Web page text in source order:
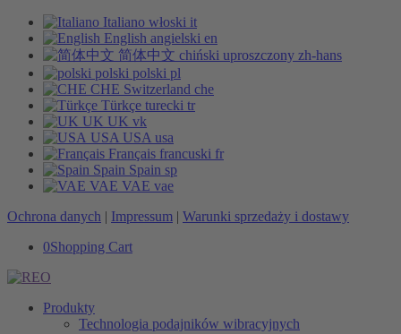
Italiano włoski it
English angielski en
简体中文 chiński uproszczony zh-hans
polski polski pl
CHE Switzerland che
Türkçe turecki tr
UK UK vk
USA USA usa
Français francuski fr
Spain Spain sp
VAE VAE vae
Ochrona danych | Impressum | Warunki sprzedaży i dostawy
0Shopping Cart
Produkty
Technologia podajników wibracyjnych